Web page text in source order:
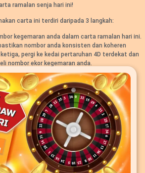
ramalan senja hari ini!
carta ini terdiri daripada 3 langkah:
kegemaran anda dalam carta ramalan hari ini.
nombor anda konsisten dan koheren
pergi ke kedai pertaruhan 4D terdekat dan
nombor ekor kegemaran anda.